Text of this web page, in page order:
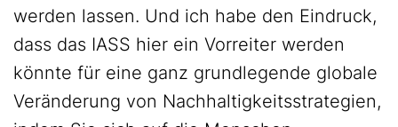
werden lassen. Und ich habe den Eindruck,
dass das IASS hier ein Vorreiter werden
könnte für eine ganz grundlegende globale
Veränderung von Nachhaltigkeitsstrategien,